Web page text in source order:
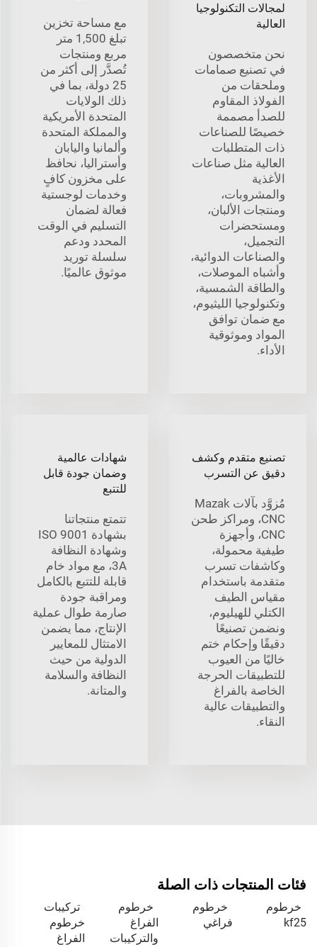
لمجالات التكنولوجيا
العالية
نحن متخصصون
في تصنيع صمامات
وملحقات من
الفولاذ المقاوم
للصدأ مصممة
خصيصًا للصناعات
ذات المتطلبات
العالية مثل صناعات
الأغذية
والمشروبات،
ومنتجات الألبان،
ومستحضرات
التجميل،
والصناعات الدوائية،
وأشباه الموصلات،
والطاقة الشمسية،
وتكنولوجيا الليثيوم،
مع ضمان توافق
المواد وموثوقية
الأداء.
مع مساحة تخزين
تبلغ 1,500 متر
مربع ومنتجات
تُصدَّر إلى أكثر من
25 دولة، بما في
ذلك الولايات
المتحدة الأمريكية
والمملكة المتحدة
وألمانيا واليابان
وأستراليا، نحافظ
على مخزون كافٍ
وخدمات لوجستية
فعالة لضمان
التسليم في الوقت
المحدد ودعم
سلسلة توريد
موثوق عالميًا.
تصنيع متقدم وكشف
دقيق عن التسرب
مُزوَّد بآلات Mazak
CNC، ومراكز طحن
CNC، وأجهزة
طيفية محمولة،
وكاشفات تسرب
متقدمة باستخدام
مقياس الطيف
الكتلي للهيليوم،
ونضمن تصنيعًا
دقيقًا وإحكام ختم
خاليًا من العيوب
للتطبيقات الحرجة
الخاصة بالفراغ
والتطبيقات عالية
النقاء.
شهادات عالمية
وضمان جودة قابل
للتتبع
تتمتع منتجاتنا
بشهادة ISO 9001
وشهادة النظافة
3A، مع مواد خام
قابلة للتتبع بالكامل
ومراقبة جودة
صارمة طوال عملية
الإنتاج، مما يضمن
الامتثال للمعايير
الدولية من حيث
النظافة والسلامة
والمتانة.
فئات المنتجات ذات الصلة
خرطوم
kf25
خرطوم
فراغي
خرطوم
الفراغ
والتركيبات
تركيبات
خرطوم
الفراغ